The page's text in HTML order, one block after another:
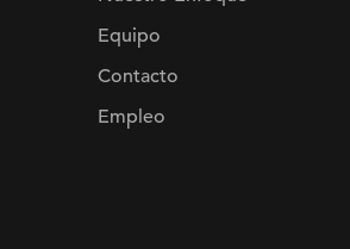
Equipo
Contacto
Empleo